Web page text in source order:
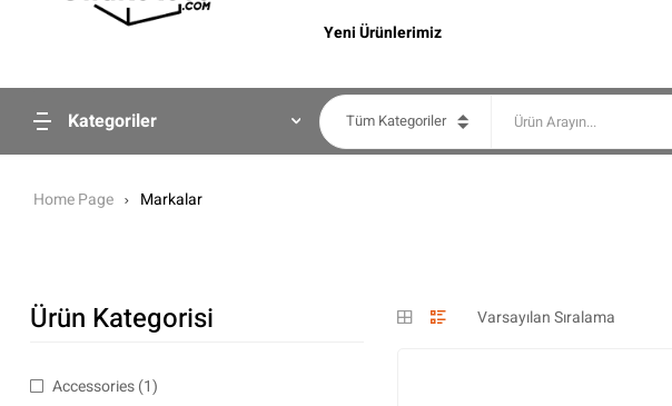
Yeni Ürünlerimiz
Kategoriler Tüm Kategoriler
Home Page Markalar
Ürün Kategorisi
Accessories(1)